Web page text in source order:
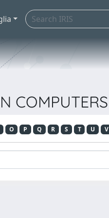
COMPUTERS
O P Q R S T U V